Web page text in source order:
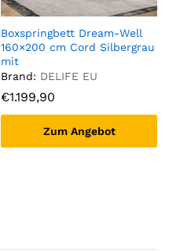
Boxspringbett Dream-Well
160×200 cm Cord Silbergrau
mit
Taschenfederkernmatratze
und Topper Visco
Brand: DELIFE EU
€1.199,90
Zum Angebot